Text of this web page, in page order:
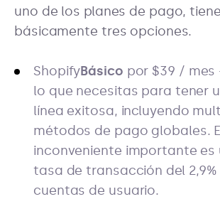
uno de los planes de pago,
básicamente tres opciones.
ShopifyBásico por $39 / mes
lo que necesitas para tener
línea exitosa, incluyendo
métodos de pago globales.
inconveniente importante es
tasa de transacción del 2,9%
cuentas de usuario.